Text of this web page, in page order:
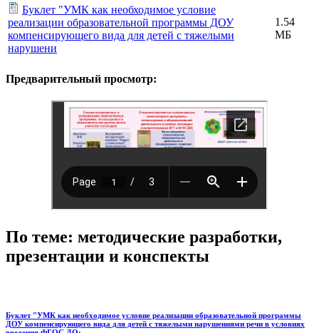
Буклет "УМК как необходимое условие
реализации образовательной программы ДОУ
компенсирующего вида для детей с тяжелыми
нарушени
1.54
МБ
Предварительный просмотр:
По теме: методические разработки,
презентации и конспекты
Буклет "УМК как необходимое условие реализации образовательной программы
ДОУ компенсирующего вида для детей с тяжелыми нарушениями речи в условиях